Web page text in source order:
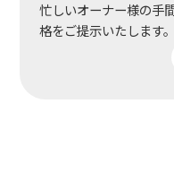
忙しいオーナー様の手
格をご提示いたします。